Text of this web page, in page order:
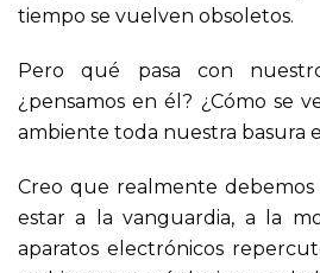
tiempo se vuelven obsoletos.
Pero qué pasa con
¿pensamos en él? ¿Cómo se
ambiente toda nuestra basura
Creo que realmente debemos
estar a la vanguardia, a la
aparatos electrónicos